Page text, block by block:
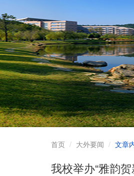
首页 大外要闻 文章
我校举办“雅韵